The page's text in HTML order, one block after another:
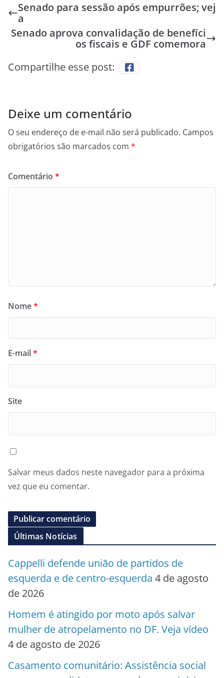
Senado para sessão após empurrões; vej
a
Senado aprova convalidação de benefíci
os fiscais e GDF comemora
Compartilhe esse post:
Deixe um comentário
O seu endereço de e-mail não será publicado. Campos
obrigatórios são marcados com *
Comentário *
Nome*
E-mail*
Site
Salvar meus dados neste navegador para a próxima
vez que eu comentar.
Últimas Notícias
Cappelli defende união de partidos de
esquerda e de centro-esquerda 4 de agosto
de 2026
Homem é atingido por moto após salvar
mulher de atropelamento no DF. Veja vídeo
4 de agosto de 2026
Casamento comunitário: Assistência social